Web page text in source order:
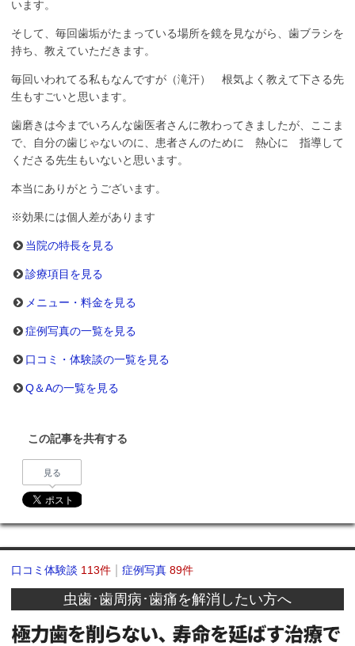
います。
そして、毎回歯垢がたまっている場所を鏡を見ながら、歯ブラシを
持ち、教えていただきます。
毎回いわれてる私もなんですが（滝汗） 根気よく教えて下さる先
生もすごいと思います。
歯磨きは今までいろんな歯医者さんに教わってきましたが、ここま
で、自分の歯じゃないのに、患者さんのために 熱心に 指導して
くださる先生もいないと思います。
本当にありがとうございます。
※効果には個人差があります
当院の特長を見る
診療項目を見る
メニュー・料金を見る
症例写真の一覧を見る
口コミ・体験談の一覧を見る
Q＆Aの一覧を見る
この記事を共有する
見る
口コミ体験談 113件 症例写真89件
虫歯･歯周病･歯痛を解消したい方へ